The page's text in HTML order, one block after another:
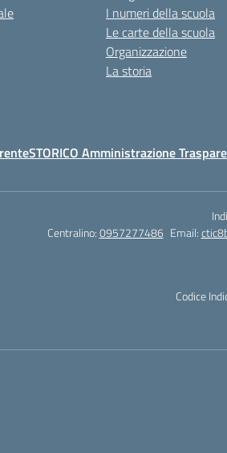
I numeri della scuola
Le carte della scuola
Organizzazione
La storia
STORICO Amministrazione
Centralino:0957277486 Email:
Codice